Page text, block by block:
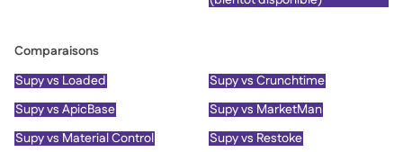
Comparaisons
Supy vs Loaded
Supy vs Crunchtime
Supy vs ApicBase
Supy vs MarketMan
Supy vs Material Control
Supy vs Restoke